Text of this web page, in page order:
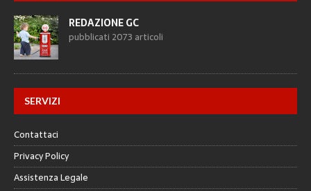
REDAZIONE GC
pubblicati 2073 articoli
SERVIZI
Contattaci
Privacy Policy
Assistenza Legale